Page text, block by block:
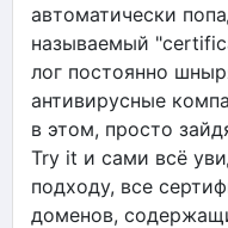
автоматически
называемый
лог постоянно
антивирусные
в этом, просто
Try it и сами всё
подходу, все
доменов,